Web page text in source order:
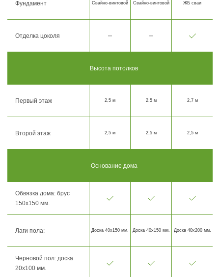
Фундамент Свайно-винтовой Свайно-винтовой ЖБ сваи
Отделка цоколя
Высота потолков
Первый этаж 2,5 м 2,5 м 2,7 м
Второй этаж 2,5 м 2,5 м 2,5 м
Основание дома
Обвязка дома: брус
150х150 мм.
Лаги пола: Доска 40х150 мм. Доска 40х150 мм. Доска 40х200 мм.
Черновой пол: доска
20х100 мм.